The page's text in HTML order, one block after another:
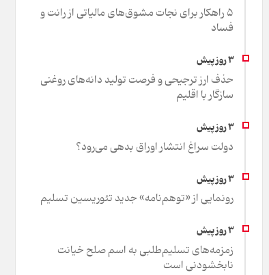
۵ راهکار برای نجات مشوق‌های مالیاتی از رانت و
فساد
حذف ارز ترجیحی و فرصت تولید دانه‌های روغنی
سازگار با اقلیم
دولت سراغ انتشار اوراق بدهی می‌رود؟
رونمایی از «توهم‌نامه» جدید تئور‌یسین تسلیم
زمزمه‌های تسلیم‌طلبی به اسم صلح خیانت
نابخشودنی است